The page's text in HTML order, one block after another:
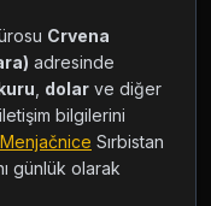
Crvena
adresinde
dolar ve diğer
bilgilerini
Sırbistan
günlük olarak